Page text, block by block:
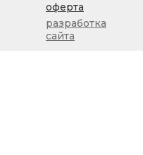
разработка
сайта
оферта